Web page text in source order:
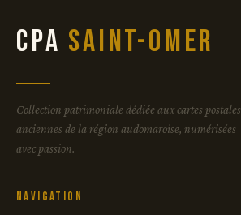
CPA Saint-Omer
Collection patrimoniale dédiée aux cartes postales
anciennes de la région audomaroise, numérisées
avec passion.
Navigation